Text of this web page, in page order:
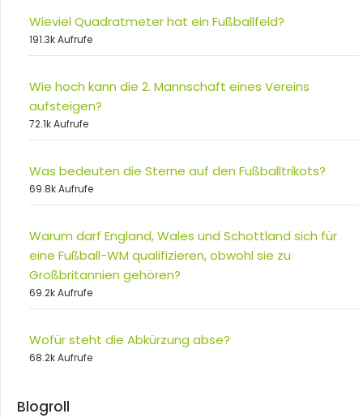
Wieviel Quadratmeter hat ein Fußballfeld?
191.3k Aufrufe
Wie hoch kann die 2. Mannschaft eines Vereins
aufsteigen?
72.1k Aufrufe
Was bedeuten die Sterne auf den Fußballtrikots?
69.8k Aufrufe
Warum darf England, Wales und Schottland sich für
eine Fußball-WM qualifizieren, obwohl sie zu
Großbritannien gehören?
69.2k Aufrufe
Wofür steht die Abkürzung abse?
68.2k Aufrufe
Blogroll